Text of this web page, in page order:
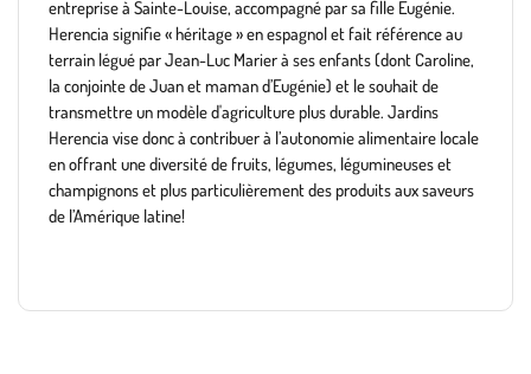
entreprise à Sainte-Louise, accompagné par sa fille Eugénie.
Herencia signifie « héritage » en espagnol et fait référence au
terrain légué par Jean-Luc Marier à ses enfants (dont Caroline,
la conjointe de Juan et maman d’Eugénie) et le souhait de
transmettre un modèle d'agriculture plus durable. Jardins
Herencia vise donc à contribuer à l’autonomie alimentaire locale
en offrant une diversité de fruits, légumes, légumineuses et
champignons et plus particulièrement des produits aux saveurs
de l’Amérique latine!